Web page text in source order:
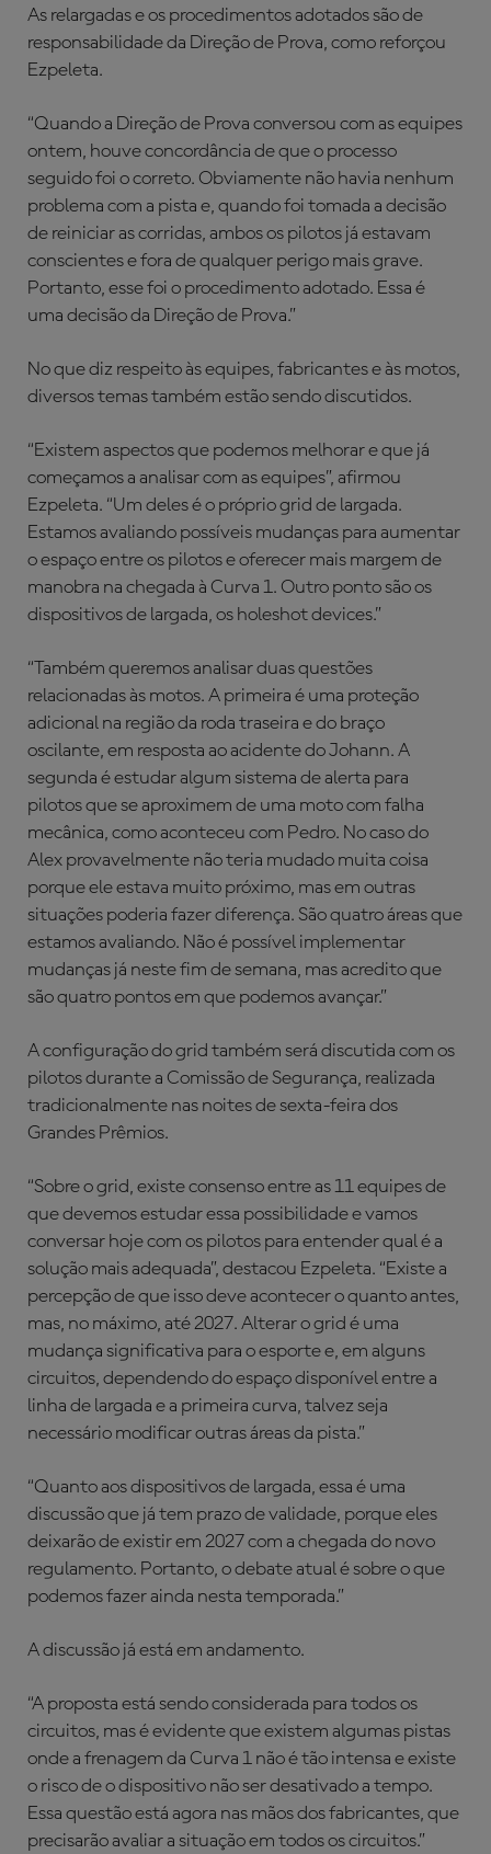
As relargadas e os procedimentos adotados são de
responsabilidade da Direção de Prova, como reforçou
Ezpeleta.
“Quando a Direção de Prova conversou com as equipes
ontem, houve concordância de que o processo
seguido foi o correto. Obviamente não havia nenhum
problema com a pista e, quando foi tomada a decisão
de reiniciar as corridas, ambos os pilotos já estavam
conscientes e fora de qualquer perigo mais grave.
Portanto, esse foi o procedimento adotado. Essa é
uma decisão da Direção de Prova.”
No que diz respeito às equipes, fabricantes e às motos,
diversos temas também estão sendo discutidos.
“Existem aspectos que podemos melhorar e que já
começamos a analisar com as equipes”, afirmou
Ezpeleta. “Um deles é o próprio grid de largada.
Estamos avaliando possíveis mudanças para aumentar
o espaço entre os pilotos e oferecer mais margem de
manobra na chegada à Curva 1. Outro ponto são os
dispositivos de largada, os holeshot devices.”
“Também queremos analisar duas questões
relacionadas às motos. A primeira é uma proteção
adicional na região da roda traseira e do braço
oscilante, em resposta ao acidente do Johann. A
segunda é estudar algum sistema de alerta para
pilotos que se aproximem de uma moto com falha
mecânica, como aconteceu com Pedro. No caso do
Alex provavelmente não teria mudado muita coisa
porque ele estava muito próximo, mas em outras
situações poderia fazer diferença. São quatro áreas que
estamos avaliando. Não é possível implementar
mudanças já neste fim de semana, mas acredito que
são quatro pontos em que podemos avançar.”
A configuração do grid também será discutida com os
pilotos durante a Comissão de Segurança, realizada
tradicionalmente nas noites de sexta-feira dos
Grandes Prêmios.
“Sobre o grid, existe consenso entre as 11 equipes de
que devemos estudar essa possibilidade e vamos
conversar hoje com os pilotos para entender qual é a
solução mais adequada”, destacou Ezpeleta. “Existe a
percepção de que isso deve acontecer o quanto antes,
mas, no máximo, até 2027. Alterar o grid é uma
mudança significativa para o esporte e, em alguns
circuitos, dependendo do espaço disponível entre a
linha de largada e a primeira curva, talvez seja
necessário modificar outras áreas da pista.”
“Quanto aos dispositivos de largada, essa é uma
discussão que já tem prazo de validade, porque eles
deixarão de existir em 2027 com a chegada do novo
regulamento. Portanto, o debate atual é sobre o que
podemos fazer ainda nesta temporada.”
A discussão já está em andamento.
“A proposta está sendo considerada para todos os
circuitos, mas é evidente que existem algumas pistas
onde a frenagem da Curva 1 não é tão intensa e existe
o risco de o dispositivo não ser desativado a tempo.
Essa questão está agora nas mãos dos fabricantes, que
precisarão avaliar a situação em todos os circuitos.”